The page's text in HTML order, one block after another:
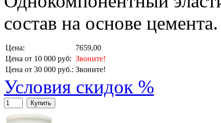
состав на основе цемента.
Цена:
7659,00
Цена от 10 000 руб: Звоните!
Цена от 30 000 руб.: Звоните!
Условия скидок %
Купить